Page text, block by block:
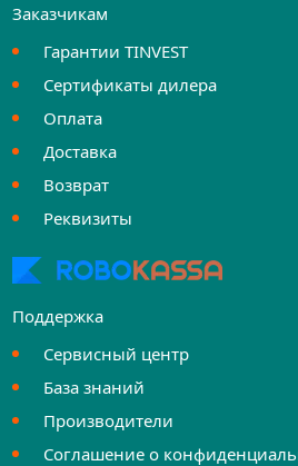
Заказчикам
Гарантии TINVEST
Сертификаты дилера
Оплата
Доставка
Возврат
Реквизиты
Поддержка
Сервисный центр
База знаний
Производители
Соглашение о